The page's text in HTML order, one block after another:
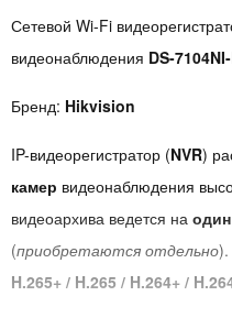
Сетевой Wi-Fi
видеонаблюдения DS-
Бренд: Hikvision
IP-видеорегистратор (NVR)
камер видеонаблюдения
видеоархива ведется на
(приобретаются отдельно).
H.265+ / H.265 / H.264+ /